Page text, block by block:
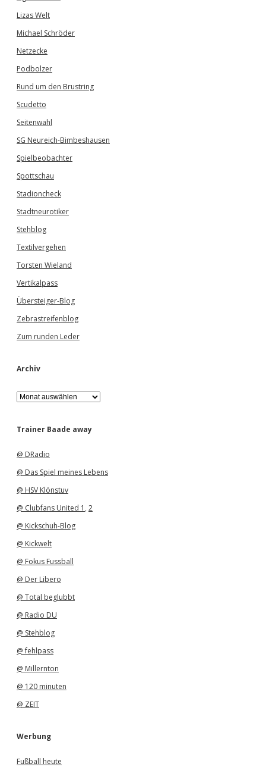
Lizas Welt
Michael Schröder
Netzecke
Podbolzer
Rund um den Brustring
Scudetto
Seitenwahl
SG Neureich-Bimbeshausen
Spielbeobachter
Spottschau
Stadioncheck
Stadtneurotiker
Stehblog
Textilvergehen
Torsten Wieland
Vertikalpass
Übersteiger-Blog
Zebrastreifenblog
Zum runden Leder
Archiv
A
r
h
Trainer Baade away
@ DRadio
@ Das Spiel meines Lebens
@ HSV Klönstuv
@ Clubfans United 1 , 2
@ Kickschuh-Blog
@ Kickwelt
@ Fokus Fussball
@ Der Libero
@ Total beglubbt
@ Radio DU
@ Stehblog
@ fehlpass
@ Millernton
@ 120 minuten
@ ZEIT
Werbung
Fußball heute